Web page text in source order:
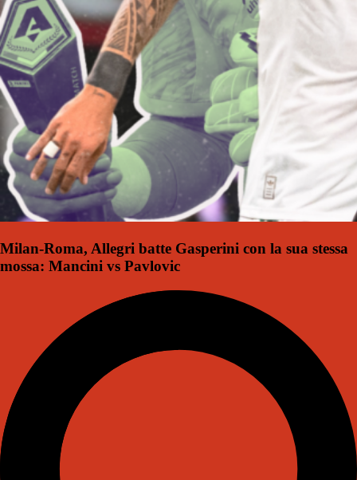
Milan-Roma, Allegri batte Gasperini con la sua stessa
mossa: Mancini vs Pavlovic